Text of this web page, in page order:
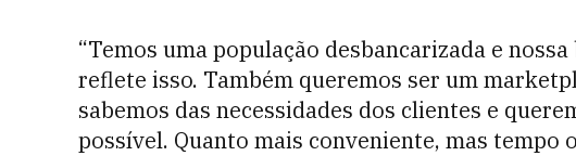
“Temos uma população desbancarizada e
reflete isso. Também queremos ser um
sabemos das necessidades dos clientes e
possível. Quanto mais conveniente, mas tempo